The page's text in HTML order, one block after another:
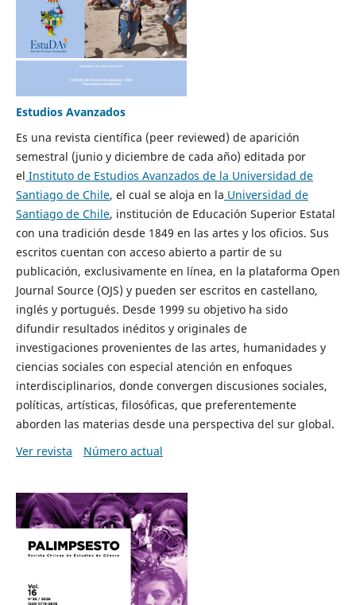
Estudios Avanzados
Es una revista científica (peer reviewed) de aparición
semestral (junio y diciembre de cada año) editada por
el Instituto de Estudios Avanzados de la Universidad de
Santiago de Chile, el cual se aloja en la Universidad de
Santiago de Chile, institución de Educación Superior Estatal
con una tradición desde 1849 en las artes y los oficios. Sus
escritos cuentan con acceso abierto a partir de su
publicación, exclusivamente en línea, en la plataforma Open
Journal Source (OJS) y pueden ser escritos en castellano,
inglés y portugués. Desde 1999 su objetivo ha sido
difundir resultados inéditos y originales de
investigaciones provenientes de las artes, humanidades y
ciencias sociales con especial atención en enfoques
interdisciplinarios, donde convergen discusiones sociales,
políticas, artísticas, filosóficas, que preferentemente
aborden las materias desde una perspectiva del sur global.
Ver revista
Número actual